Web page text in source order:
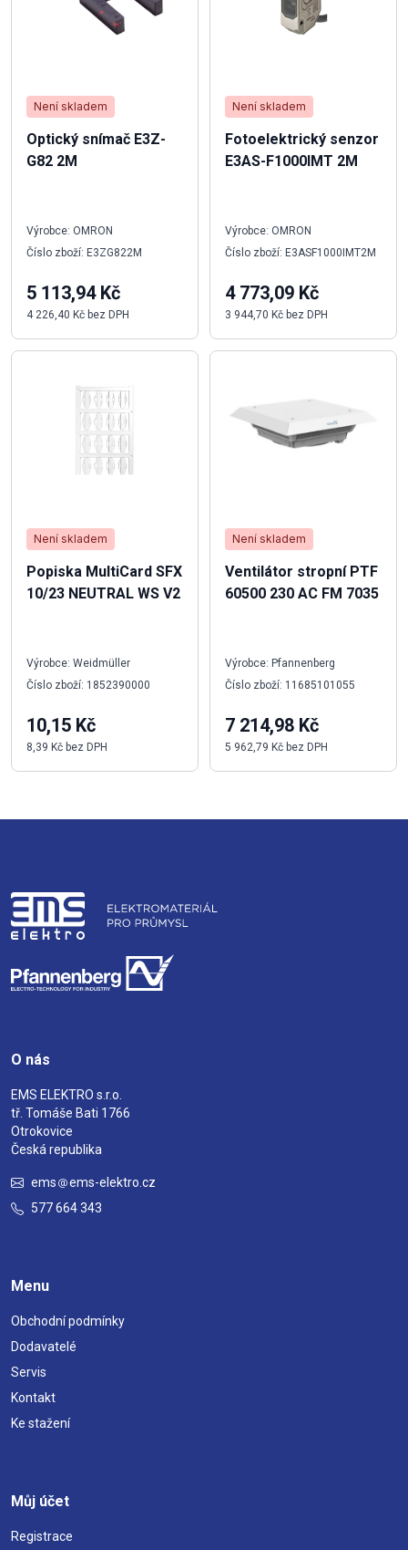
Není skladem
Optický snímač E3Z-
G82 2M
Výrobce: OMRON
Číslo zboží: E3ZG822M
5 113,94 Kč
4 226,40 Kč bez DPH
Není skladem
Popiska MultiCard SFX
10/23 NEUTRAL WS V2
Výrobce: Weidmüller
Číslo zboží: 1852390000
10,15 Kč
8,39 Kč bez DPH
Není skladem
Fotoelektrický senzor
E3AS-F1000IMT 2M
Výrobce: OMRON
Číslo zboží: E3ASF1000IMT2M
4 773,09 Kč
3 944,70 Kč bez DPH
Není skladem
Ventilátor stropní PTF
60500 230 AC FM 7035
Výrobce: Pfannenberg
Číslo zboží: 11685101055
7 214,98 Kč
5 962,79 Kč bez DPH
O nás
EMS ELEKTRO s.r.o.
tř. Tomáše Bati 1766
Otrokovice
Česká republika
ems
ems-elektro.cz
577 664 343
Menu
Obchodní podmínky
Dodavatelé
Servis
Kontakt
Ke stažení
Můj účet
Registrace